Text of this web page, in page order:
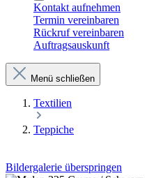
Kontakt aufnehmen
Termin vereinbaren
Rückruf vereinbaren
Auftragsauskunft
Menü schließen
Textilien
Teppiche
Bildergalerie überspringen